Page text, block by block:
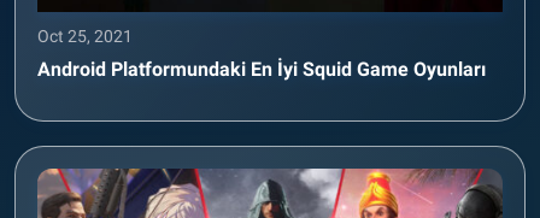
Oct 25, 2021
Android Platformundaki En İyi Squid Game Oyunları